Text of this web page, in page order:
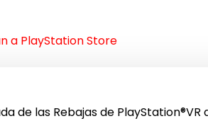
a PlayStation Store
de las Rebajas de PlayStation®VR